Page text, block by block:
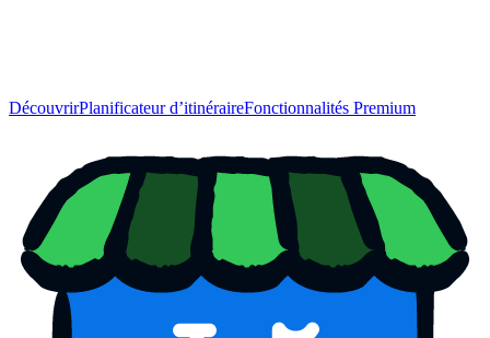
DécouvrirPlanificateur d’itinéraireFonctionnalités Premium